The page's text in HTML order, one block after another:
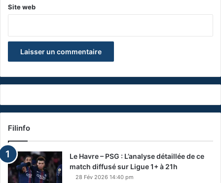
Site web
Filinfo
Le Havre – PSG : L’analyse détaillée de ce
match diffusé sur Ligue 1+ à 21h
28 Fév 2026 14:40 pm